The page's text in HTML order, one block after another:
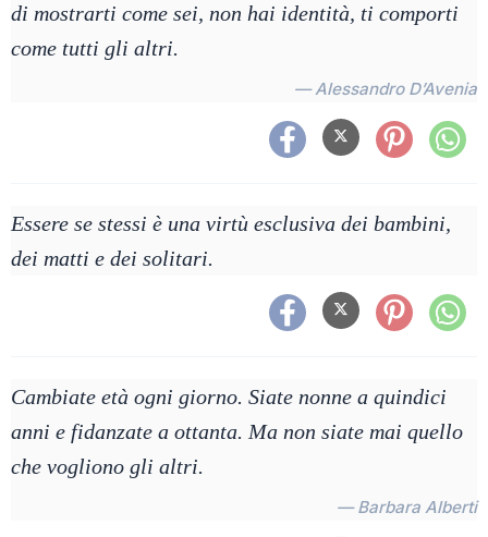
di mostrarti come sei, non hai identità, ti comporti
come tutti gli altri.
— Alessandro D’Avenia
Essere se stessi è una virtù esclusiva dei bambini,
dei matti e dei solitari.
Cambiate età ogni giorno. Siate nonne a quindici
anni e fidanzate a ottanta. Ma non siate mai quello
che vogliono gli altri.
— Barbara Alberti